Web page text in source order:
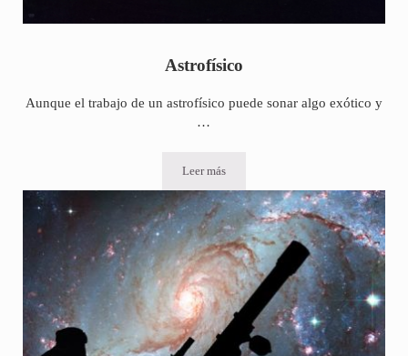
Astrofísico
Aunque el trabajo de un astrofísico puede sonar algo exótico y
…
Leer másAstrofísico